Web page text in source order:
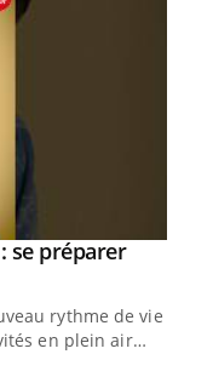
se préparer
rythme de vie !
en plein air…